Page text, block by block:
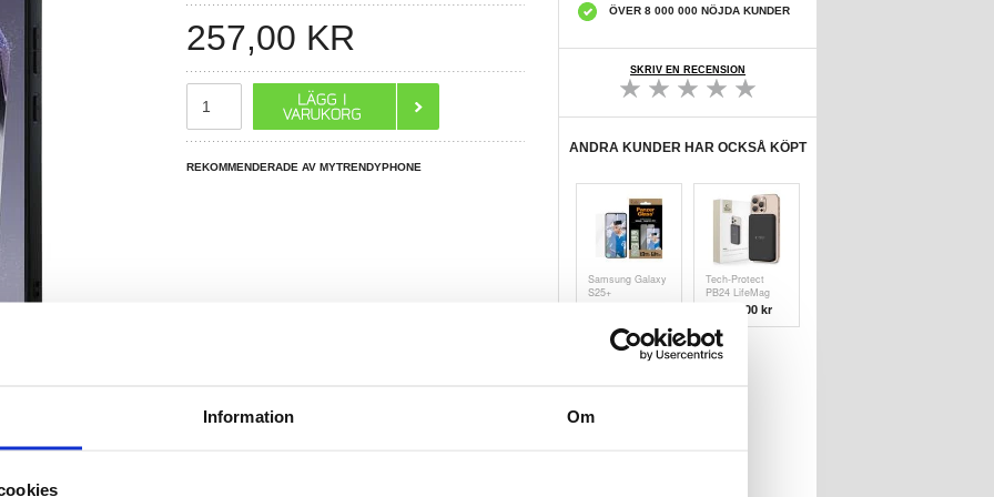
Information Om
257,00 KR
REKOMMENDERADE AV MYTRENDYPHONE
ÖVER 8 000 000 NÖJDA KUNDER
SKRIV EN RECENSION
ANDRA KUNDER HAR OCKSÅ KÖPT
Samsung Galaxy
S25+
Skärmskydd - 9H
Tech-Protect
PB24 LifeMag
10000mAh
Magnetisk
Trådlös Power
Bank - 15W, QI2,
MagSafe - Svart
349,00 kr